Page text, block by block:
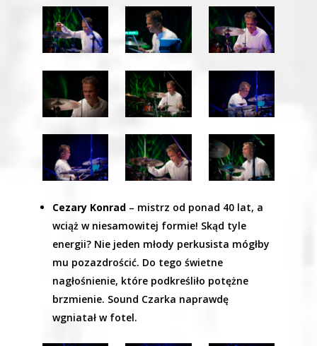
Cezary Konrad– mistrz od ponad 40 lat, a
wciąż w niesamowitej formie! Skąd tyle
energii? Nie jeden młody perkusista mógłby
mu pozazdrościć. Do tego świetne
nagłośnienie, które podkreśliło potężne
brzmienie. Sound Czarka naprawdę
wgniatał w fotel.